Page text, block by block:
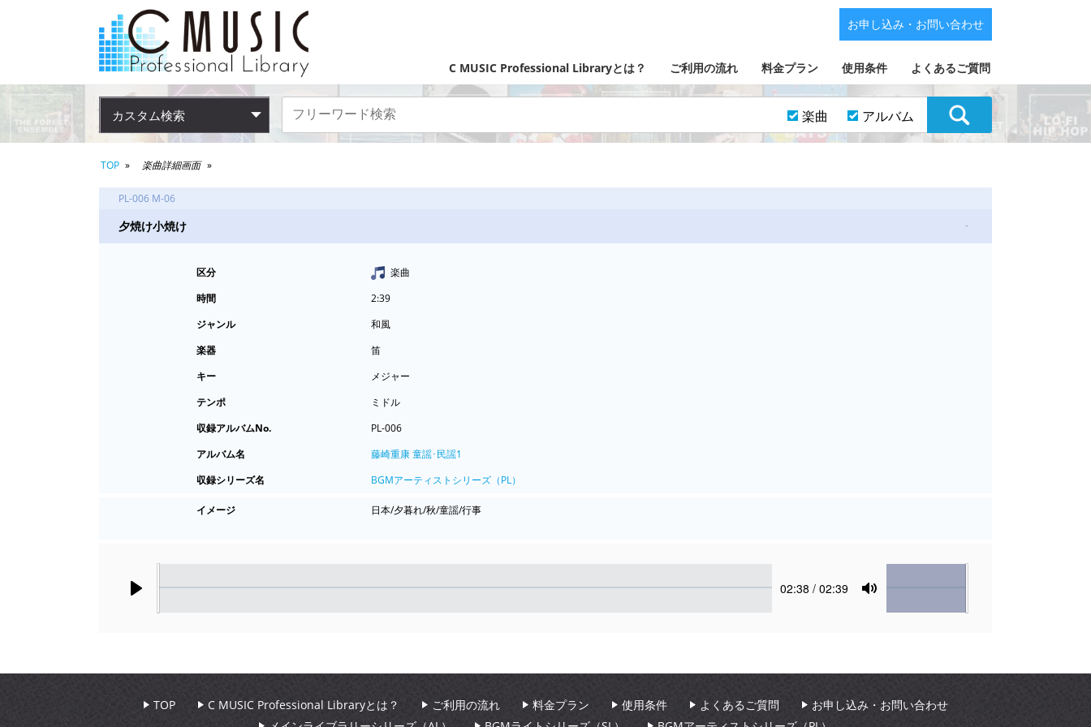
C MUSIC Professional Libraryとは？ ご利用の流れ 料金プラン 使用条件 よくあるご質問
お申し込み・お問い合わせ
カスタム検索 楽曲 アルバム
TOP 楽曲詳細画面
PL-006 M-06
夕焼け小焼け -
区分
楽曲
時間
2:39
ジャンル
和風
楽器
笛
キー
メジャー
テンポ
ミドル
収録アルバムNo.
PL-006
アルバム名
藤崎重康 童謡･民謡1
収録シリーズ名
BGMアーティストシリーズ（PL）
イメージ 日本/夕暮れ/秋/童謡/行事
Current
02:38 / 02:39
Mute
Volume
TOP C MUSIC Professional Libraryとは？ ご利用の流れ 料金プラン 使用条件 よくあるご質問
お申し込み・お問い合わせ